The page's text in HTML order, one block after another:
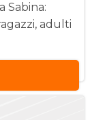
Sabina:
adulti